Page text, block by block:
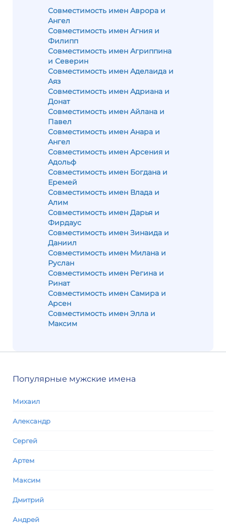
Совместимость имен Аврора и
Ангел
Совместимость имен Агния и
Филипп
Совместимость имен Агриппина
и Северин
Совместимость имен Аделаида и
Аяз
Совместимость имен Адриана и
Донат
Совместимость имен Айлана и
Павел
Совместимость имен Анара и
Ангел
Совместимость имен Арсения и
Адольф
Совместимость имен Богдана и
Еремей
Совместимость имен Влада и
Алим
Совместимость имен Дарья и
Фирдаус
Совместимость имен Зинаида и
Даниил
Совместимость имен Милана и
Руслан
Совместимость имен Регина и
Ринат
Совместимость имен Самира и
Арсен
Совместимость имен Элла и
Максим
Популярные мужские имена
Михаил
Александр
Сергей
Артем
Максим
Дмитрий
Андрей